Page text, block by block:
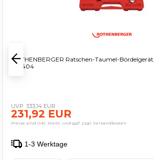
ROTHENBERGER Ratschen-Taumel-
222404
333,14 EUR
231,92 EUR
Preise sind inkl. MwSt. und ggf. zzgl. Versandkosten
1-3 Werktage